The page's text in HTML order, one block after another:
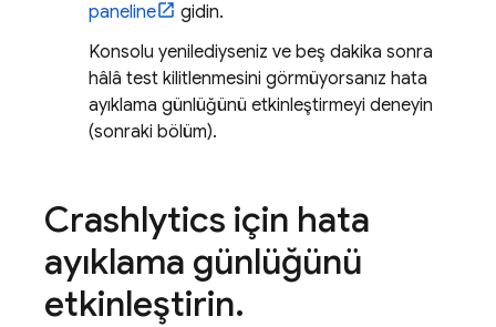
paneline
gidin.
Konsolu yenilediyseniz ve beş dakika sonra
hâlâ test kilitlenmesini görmüyorsanız hata
ayıklama günlüğünü etkinleştirmeyi deneyin
(sonraki bölüm).
Crashlytics için hata
ayıklama günlüğünü
etkinleştirin.